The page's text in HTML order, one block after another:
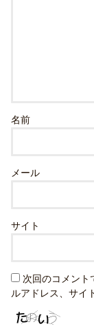
名前
メール
サイト
次回のコメント
ルアドレス、サイ